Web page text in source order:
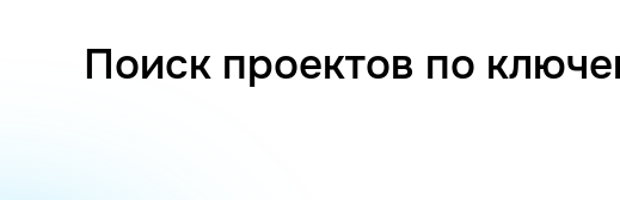
Поиск проектов по